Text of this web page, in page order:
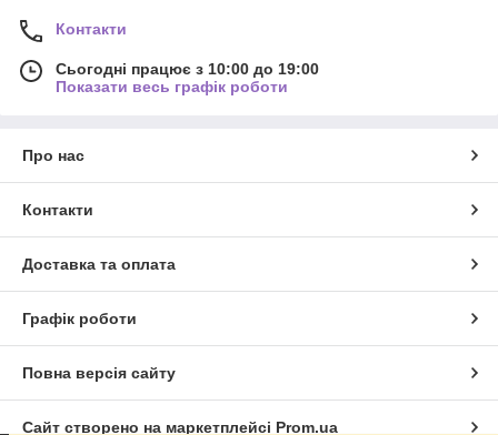
Контакти
Сьогодні працює з 10:00 до 19:00
Показати весь графік роботи
Про нас
Контакти
Доставка та оплата
Графік роботи
Повна версія сайту
Сайт створено на маркетплейсі Prom.ua